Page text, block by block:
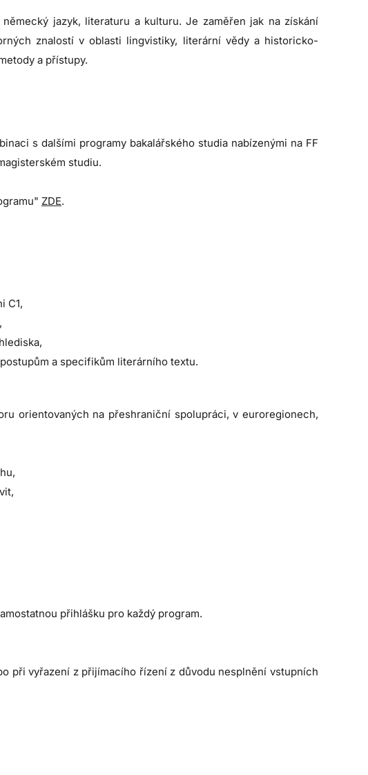
jazyk, literaturu a kulturu. Je zaměřen jak na získání
znalostí v oblasti lingvistiky, literární vědy a historicko-
a přístupy.
s dalšími programy bakalářského studia nabízenými na FF
studiu.
ZDE.
C1,
a specifikům literárního textu.
orientovaných na přeshraniční spolupráci, v euroregionech,
přihlášku pro každý program.
při vyřazení z přijímacího řízení z důvodu nesplnění vstupních